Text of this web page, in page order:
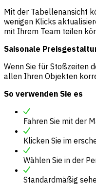
Mit der Tabellenansicht
wenigen Klicks
mit Ihrem Team teilen
Saisonale
Wenn Sie für Stoßzeiten
allen Ihren Objekten
So verwenden Sie es
Fahren Sie mit der
Klicken Sie im
Wählen Sie in der
Standardmäßig